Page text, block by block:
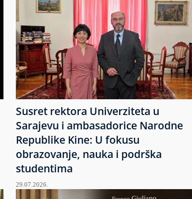
Susret rektora Univerziteta u
Sarajevu i ambasadorice Narodne
Republike Kine: U fokusu
obrazovanje, nauka i podrška
studentima
29.07.2026.